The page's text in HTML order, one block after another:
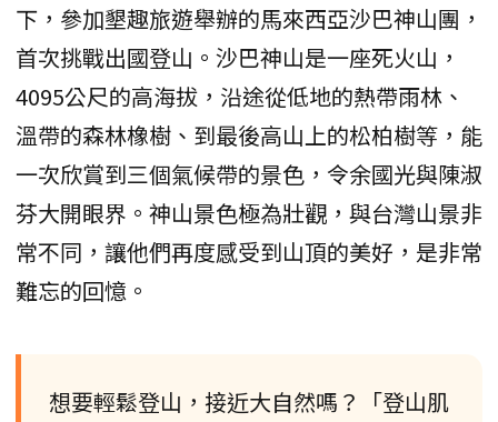
下，參加墾趣旅遊舉辦的馬來西亞沙巴神山團，
首次挑戰出國登山。沙巴神山是一座死火山，
4095公尺的高海拔，沿途從低地的熱帶雨林、
溫帶的森林橡樹、到最後高山上的松柏樹等，能
一次欣賞到三個氣候帶的景色，令余國光與陳淑
芬大開眼界。神山景色極為壯觀，與台灣山景非
常不同，讓他們再度感受到山頂的美好，是非常
難忘的回憶。
想要輕鬆登山，接近大自然嗎？「登山肌